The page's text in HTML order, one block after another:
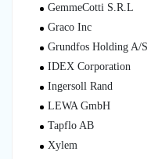
GemmeCotti S.R.L
Graco Inc
Grundfos Holding A/S
IDEX Corporation
Ingersoll Rand
LEWA GmbH
Tapflo AB
Xylem